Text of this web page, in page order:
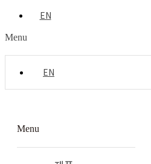
EN
Menu
EN
Menu